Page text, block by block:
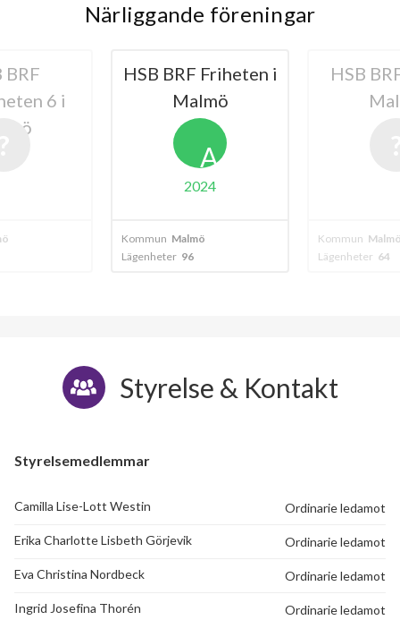
Närliggande föreningar
i
HSB BRF Friheten i
Malmö
96
HSB BRF
Malmö
64
Styrelse & Kontakt
Styrelsemedlemmar
Camilla Lise-Lott Westin Ordinarie ledamot
Erika Charlotte Lisbeth Görjevik Ordinarie ledamot
Eva Christina Nordbeck Ordinarie ledamot
Ingrid Josefina Thorén Ordinarie ledamot